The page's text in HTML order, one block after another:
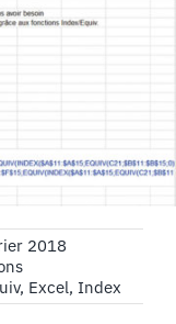
2018
, Excel, Index